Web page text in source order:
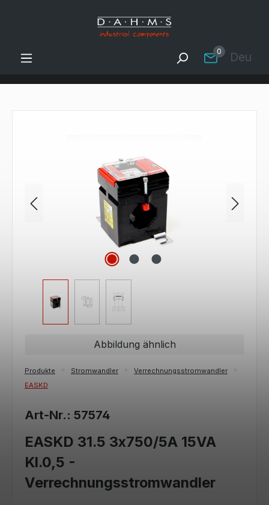
Zum Hauptinhalt springen
0
Abbildung ähnlich
Produkte Stromwandler
Verrechnungsstromwandler
EASKD
Art-Nr.: 57574
EASKD 31.5 3x750/5A 15VA
Kl.0,5 -
Verrechnungsstromwandler